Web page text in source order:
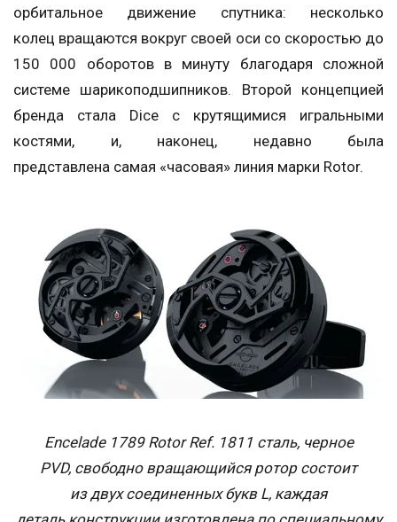
орбитальное движение спутника: несколько
колец вращаются вокруг своей оси со скоростью до
150 000 оборотов в минуту благодаря сложной
системе шарикоподшипников. Второй концепцией
бренда стала Dice с крутящимися игральными
костями, и, наконец, недавно была
представлена самая «часовая» линия марки Rotor.
Encelade 1789 Rotor Ref. 1811 сталь, черное
PVD, свободно вращающийся ротор состоит
из двух соединенных букв L, каждая